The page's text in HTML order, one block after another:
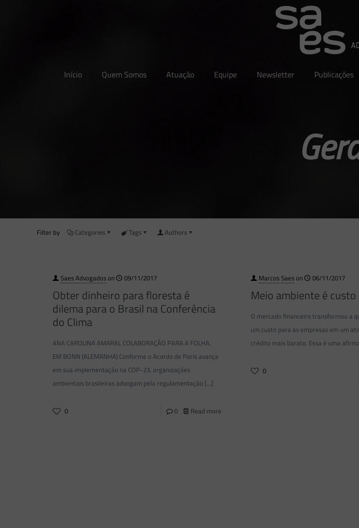
Início Quem Somos Atuação Equipe Newsletter Publicações
Filter by Categories Tags Authors
Saes Advogadoson 09/11/2017
Obter dinheiro para floresta é
dilema para o Brasil na Conferência
do Clima
ANA CAROLINA AMARAL COLABORAÇÃO PARA A FOLHA,
EM BONN (ALEMANHA) Conforme o Acordo de Paris avança
em sua implementação na COP-23, organizações
ambientais brasileiras advogam pela regulamentação […]
0 0 Read more
Marcos Saeson 06/11/2017
Meio ambiente é
O mercado financeiro transformou a
um custo para as empresas em um
crédito mais barato. Essa é uma
0